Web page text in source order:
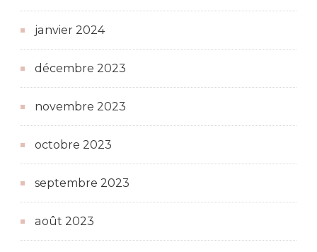
janvier 2024
décembre 2023
novembre 2023
octobre 2023
septembre 2023
août 2023